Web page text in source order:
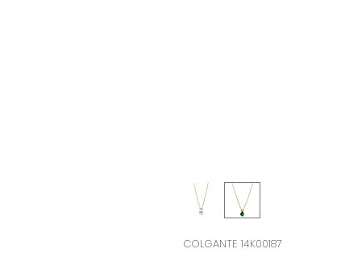
COLGANTE 14K00187